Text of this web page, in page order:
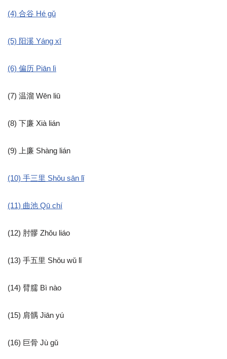
(4) 合谷 Hé gǔ
(5) 阳溪 Yáng xī
(6) 偏历 Piān lì
(7) 温溜 Wēn liū
(8) 下廉 Xià lián
(9) 上廉 Shàng lián
(10) 手三里 Shǒu sān lǐ
(11) 曲池 Qū chí
(12) 肘髎 Zhǒu liáo
(13) 手五里 Shǒu wǔ lǐ
(14) 臂臑 Bì nào
(15) 肩髃 Jiān yú
(16) 巨骨 Jù gǔ